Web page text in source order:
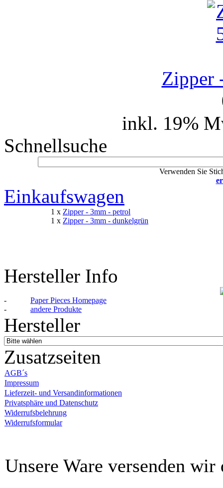
Zipper
inkl. 19%
Schnellsuche
Verwenden Sie
Einkaufswagen
1 x Zipper - 3mm - petrol
1 x Zipper - 3mm - dunkelgrün
Hersteller Info
-
Paper Pieces Homepage
-
andere Produkte
Hersteller
Zusatzseiten
AGB´s
Impressum
Lieferzeit- und Versandinformationen
Privatsphäre und Datenschutz
Widerrufsbelehrung
Widerrufsformular
Unsere Ware versenden